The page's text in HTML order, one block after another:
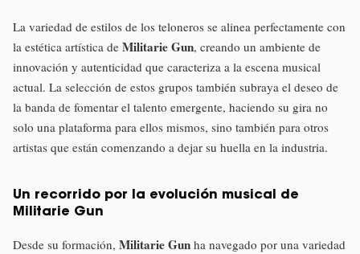
La variedad de estilos de los teloneros se alinea perfectamente con
la estética artística de Militarie Gun, creando un ambiente de
innovación y autenticidad que caracteriza a la escena musical
actual. La selección de estos grupos también subraya el deseo de
la banda de fomentar el talento emergente, haciendo su gira no
solo una plataforma para ellos mismos, sino también para otros
artistas que están comenzando a dejar su huella en la industria.
Un recorrido por la evolución musical de
Militarie Gun
Desde su formación, Militarie Gun ha navegado por una variedad